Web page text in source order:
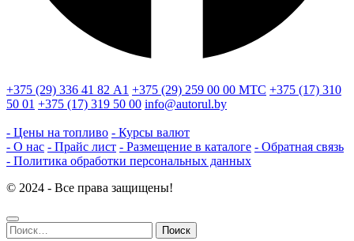
+375 (29) 336 41 82 А1 +375 (29) 259 00 00 МТС +375 (17) 310
50 01 +375 (17) 319 50 00 info@autorul.by
- Цены на топливо - Курсы валют
- О нас - Прайс лист - Размещение в каталоге - Обратная связь
- Политика обработки персональных данных
© 2024 - Все права защищены!
Найти: